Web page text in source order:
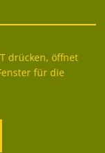
drücken, öffnet
für die